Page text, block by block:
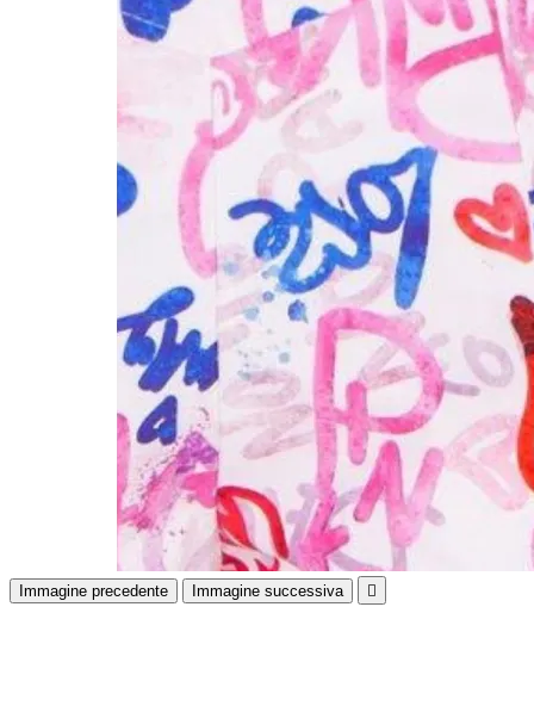
Immagine precedente Immagine successiva 